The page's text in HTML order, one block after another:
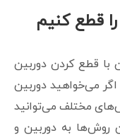
قطع کنیم
با قطع کردن دوربین
می‌خواهید دوربین
مختلف می‌توانید
روش‌ها به دوربین و